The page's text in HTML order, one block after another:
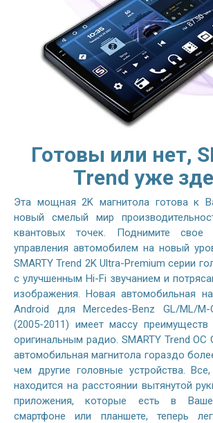
Готовы или нет,
Trend уже
Эта мощная 2K магнитола готова к
новый смелый мир
квантовых точек. Поднимите свое
управления автомобилем на новый
SMARTY Trend 2K Ultra-Premium серии
с улучшенным Hi-Fi звучанием и
изображения. Новая автомобильная
Android для Mercedes-Benz GL/ML/M-
(2005-2011) имеет массу
оригинальным радио. SMARTY Trend ОС
автомобильная магнитола гораздо
чем другие головные устройства.
находится на расстоянии вытянутой
приложения, которые есть в
смартфоне или планшете, теперь